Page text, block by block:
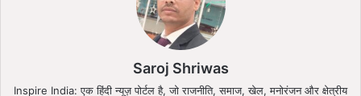
Saroj Shriwas
Inspire India: एक हिंदी न्यूज़ पोर्टल है, जो राजनीति, समाज, खेल, मनोरंजन और क्षेत्रीय